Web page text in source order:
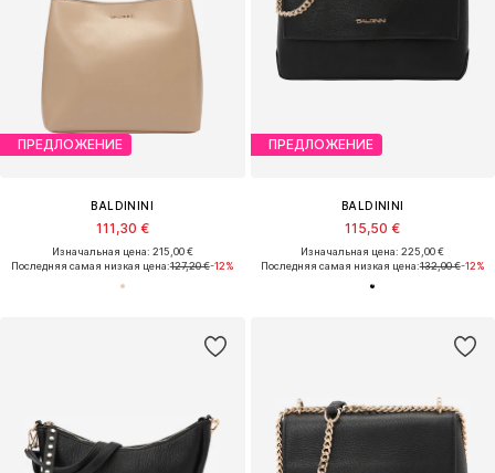
ПРЕДЛОЖЕНИЕ
BALDININI
111,30 €
Изначальная цена: 215,00 €
Последняя самая низкая цена:127,20 €-12%
ПРЕДЛОЖЕНИЕ
BALDININI
115,50 €
Изначальная цена: 225,00 €
Последняя самая низкая цена:132,00 €-12%